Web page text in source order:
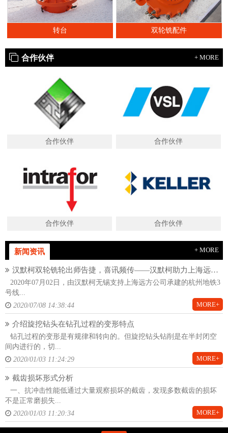
转台 双轮铣配件
合作伙伴 + MORE
合作伙伴 合作伙伴
合作伙伴 合作伙伴
新闻资讯 + MORE
汉默柯双轮铣轮出师告捷，喜讯频传——汉默柯助力上海远方杭州地铁项目
2020年07月02日，由汉默柯无锡支持上海远方公司承建的杭州地铁3
号线...
2020/07/08 14:38:44
MORE+
介绍旋挖钻头在钻孔过程的变形特点
钻孔过程的变形是有规律和转向的。但旋挖钻头钻削是在半封闭空
间内进行的，切...
2020/01/03 11:24:29
MORE+
截齿损坏形式分析
一、抗冲击性能低通过大量观察损坏的截齿，发现多数截齿的损坏
不是正常磨损失...
2020/01/03 11:20:34
MORE+